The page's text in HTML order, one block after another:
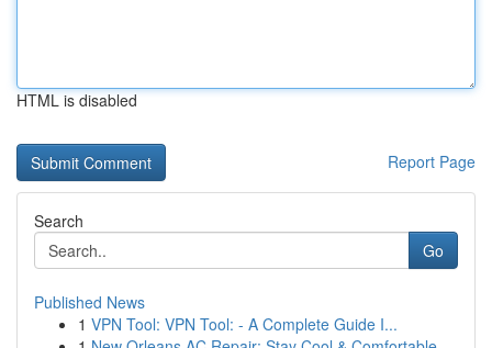
HTML is disabled
Report Page
Search
Go
Published News
1 VPN Tool: VPN Tool: - A Complete Guide I...